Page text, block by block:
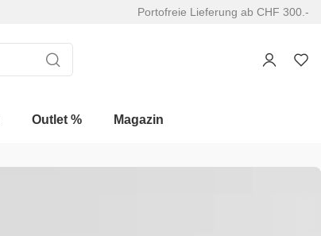
Portofreie Lieferung ab CHF 300.-
Outlet % Magazin